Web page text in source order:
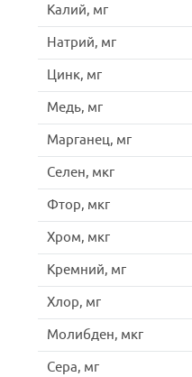
Калий, мг
Натрий, мг
Цинк, мг
Медь, мг
Марганец, мг
Селен, мкг
Фтор, мкг
Хром, мкг
Кремний, мг
Хлор, мг
Молибден, мкг
Сера, мг